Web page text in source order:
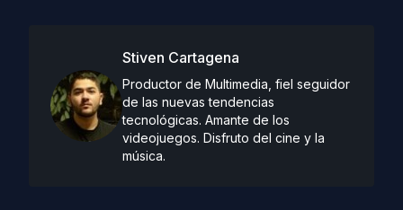
Stiven Cartagena
Productor de Multimedia, fiel seguidor
de las nuevas tendencias
tecnológicas. Amante de los
videojuegos. Disfruto del cine y la
música.